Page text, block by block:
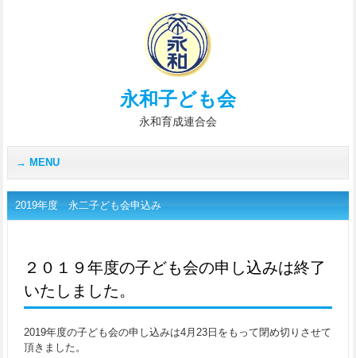
永和子ども会
永和育成連合会
MENU
2019年度 永二子ども会申込み
２０１９年度の子ども会の申し込みは終了
いたしました。
2019年度の子ども会の申し込みは4月23日をもって閉め切りさせて
頂きました。